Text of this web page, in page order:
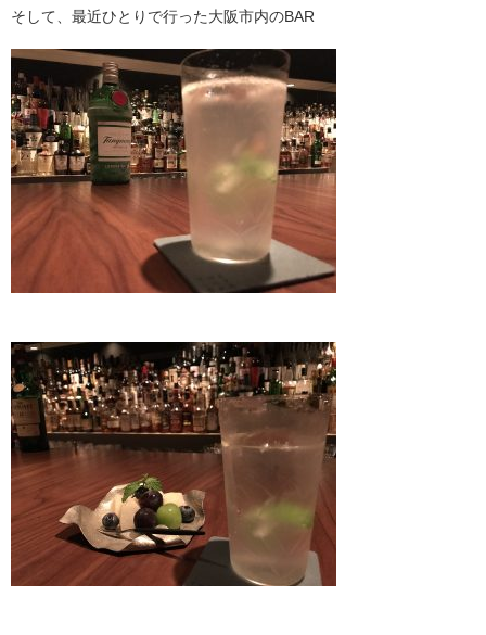
そして、最近ひとりで行った大阪市内のBAR